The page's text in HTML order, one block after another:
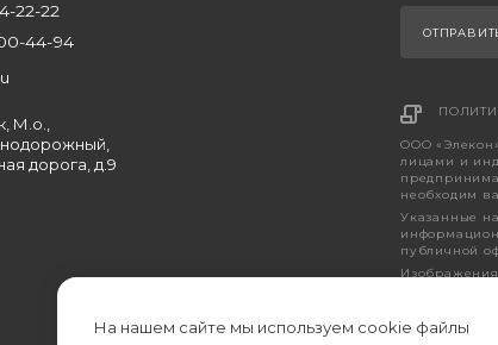
22-22
44-94
М.о.,
дорога, д.9
ООО
лицами и
необходим
Указанные
публичной
являются
На нашем сайте мы используем cookie файлы